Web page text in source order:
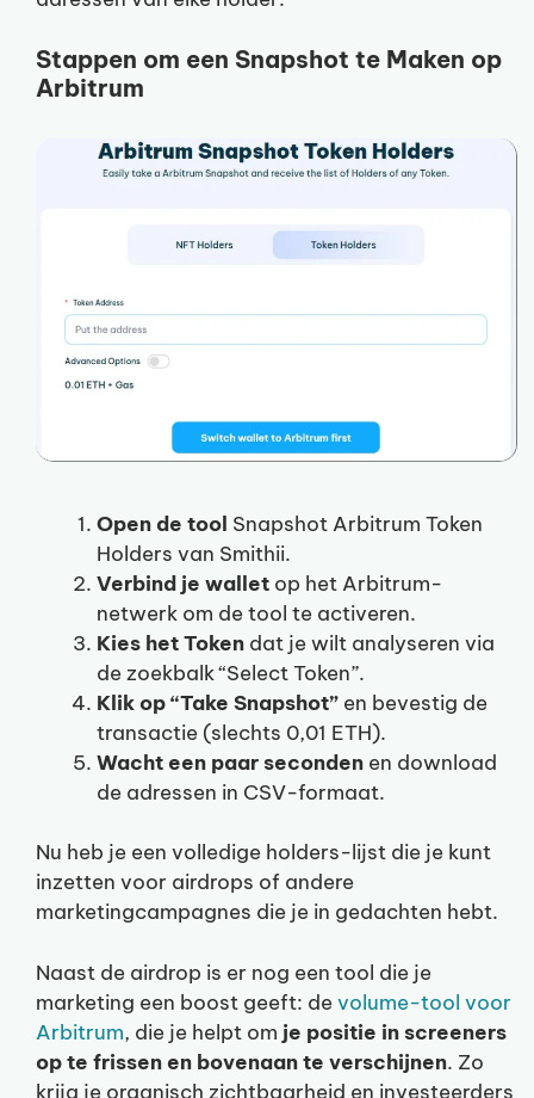
Stappen om een Snapshot te Maken op
Arbitrum
Open de tool Snapshot Arbitrum Token
Holders van Smithii.
Verbind je wallet op het Arbitrum-
netwerk om de tool te activeren.
Kies het Token dat je wilt analyseren via
de zoekbalk “Select Token”.
Klik op “Take Snapshot” en bevestig de
transactie (slechts 0,01 ETH).
Wacht een paar seconden en download
de adressen in CSV-formaat.
Nu heb je een volledige holders-lijst die je kunt
inzetten voor airdrops of andere
marketingcampagnes die je in gedachten hebt.
Naast de airdrop is er nog een tool die je
marketing een boost geeft: devolume-tool voor
Arbitrum, die je helpt om je positie in screeners
op te frissen en bovenaan te verschijnen. Zo
krijg je organisch zichtbaarheid en investeerders